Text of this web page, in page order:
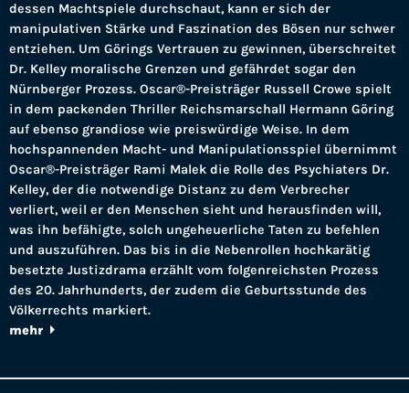
dessen Machtspiele durchschaut, kann er sich der
manipulativen Stärke und Faszination des Bösen nur schwer
entziehen. Um Görings Vertrauen zu gewinnen, überschreitet
Dr. Kelley moralische Grenzen und gefährdet sogar den
Nürnberger Prozess. Oscar®-Preisträger Russell Crowe spielt
in dem packenden Thriller Reichsmarschall Hermann Göring
auf ebenso grandiose wie preiswürdige Weise. In dem
hochspannenden Macht- und Manipulationsspiel übernimmt
Oscar®-Preisträger Rami Malek die Rolle des Psychiaters Dr.
Kelley, der die notwendige Distanz zu dem Verbrecher
verliert, weil er den Menschen sieht und herausfinden will,
was ihn befähigte, solch ungeheuerliche Taten zu befehlen
und auszuführen. Das bis in die Nebenrollen hochkarätig
besetzte Justizdrama erzählt vom folgenreichsten Prozess
des 20. Jahrhunderts, der zudem die Geburtsstunde des
Völkerrechts markiert.
mehr